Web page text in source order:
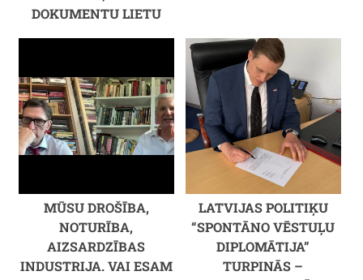
DOKUMENTU LIETU
MŪSU DROŠĪBA,
NOTURĪBA,
AIZSARDZĪBAS
INDUSTRIJA. VAI ESAM
LATVIJAS POLITIĶU
“SPONTĀNO VĒSTUĻU
DIPLOMĀTIJA”
TURPINĀS –